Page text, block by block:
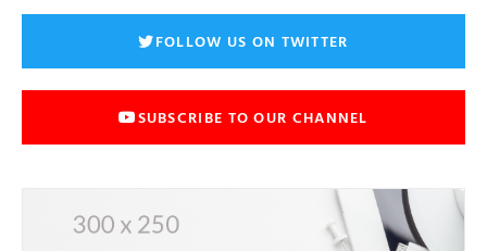
FOLLOW US ON TWITTER
SUBSCRIBE TO OUR CHANNEL